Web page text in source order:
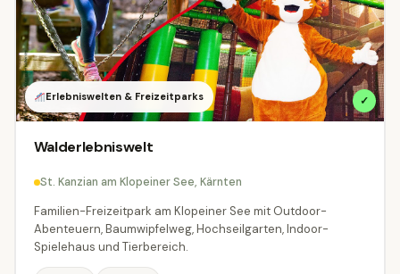
Erlebniswelten & Freizeitparks ✓
Walderlebniswelt
St. Kanzian am Klopeiner See, Kärnten
Familien-Freizeitpark am Klopeiner See mit Outdoor-
Abenteuern, Baumwipfelweg, Hochseilgarten, Indoor-
Spielehaus und Tierbereich.